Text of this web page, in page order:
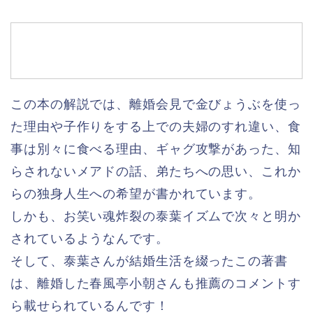
この本の解説では、離婚会見で金びょうぶを使っ
た理由や子作りをする上での夫婦のすれ違い、食
事は別々に食べる理由、ギャグ攻撃があった、知
らされないメアドの話、弟たちへの思い、これか
らの独身人生への希望が書かれています。
しかも、お笑い魂炸裂の泰葉イズムで次々と明か
されているようなんです。
そして、泰葉さんが結婚生活を綴ったこの著書
は、離婚した春風亭小朝さんも推薦のコメントす
ら載せられているんです！